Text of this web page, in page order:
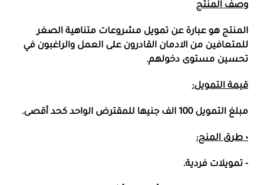
وصف المنتج
المنتج هو عبارة عن تمويل مشروعات متناهية الصغر
للمتعافين من الادمان القادرون على العمل والراغبون في
تحسين مستوى دخولهم.
قيمة التمويل:
مبلغ التمويل 100 الف جنيها للمقترض الواحد كحد أقصى.
• طرق المنح:
- تمويلات فردية.